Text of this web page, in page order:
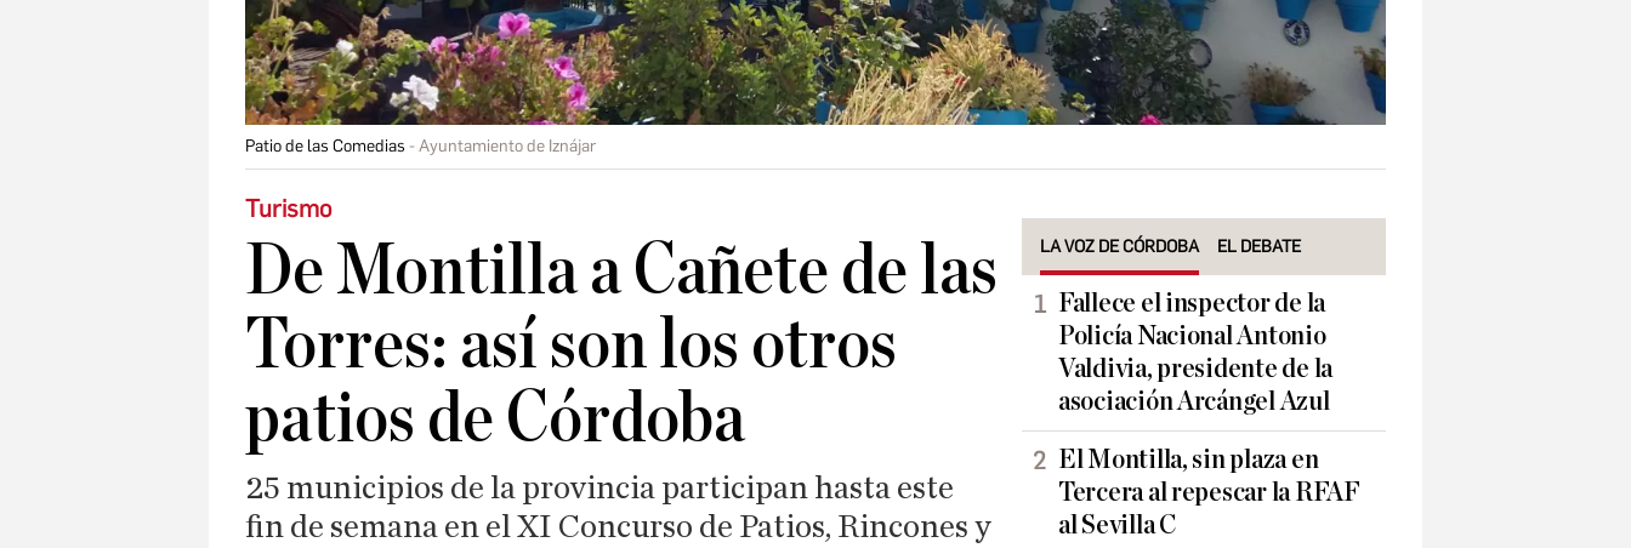
Patio de las Comedias Ayuntamiento de Iznájar
Turismo
De Montilla a Cañete de las
Torres: así son los otros
patios de Córdoba
25 municipios de la provincia participan hasta este
fin de semana en el XI Concurso de Patios, Rincones y
LA VOZ DE CÓRDOBA EL DEBATE
Fallece el inspector de la
Policía Nacional Antonio
Valdivia, presidente de la
asociación Arcángel Azul
El Montilla, sin plaza en
Tercera al repescar la RFAF
al Sevilla C